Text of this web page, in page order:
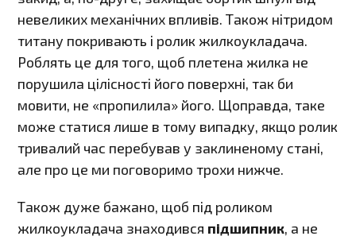
невеликих механічних впливів. Також нітридом
титану покривають і ролик жилкоукладача.
Роблять це для того, щоб плетена жилка не
порушила цілісності його поверхні, так би
мовити, не «пропилила» його. Щоправда, таке
може статися лише в тому випадку, якщо ролик
тривалий час перебував у заклиненому стані,
але про це ми поговоримо трохи нижче.
Також дуже бажано, щоб під роликом
жилкоукладача знаходився підшипник, а не